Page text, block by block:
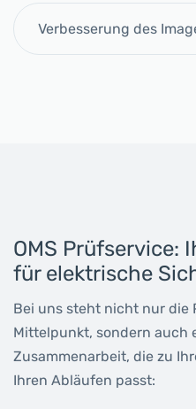
Verbesserung des
OMS Prüfservice:
für elektrische
Bei uns steht nicht nur die
Mittelpunkt, sondern auch
Zusammenarbeit, die zu
Ihren Abläufen passt: